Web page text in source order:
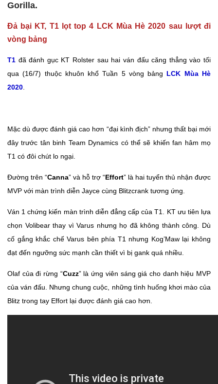
Gorilla.
Đả bại KT, T1 lọt top 4 LCK Mùa Hè 2020 sau lượt đi
vòng bảng
T1 đã đánh gục KT Rolster sau hai ván đấu căng thẳng vào tối
qua (16/7) thuộc khuôn khổ Tuần 5 vòng bảng LCK Mùa Hè
2020
Mặc dù được đánh giá cao hơn “đại kình địch” nhưng thất bại mới
đây trước tân binh Team Dynamics có thể sẽ khiến fan hâm mọ
T1 có đôi chút lo ngại.
Đường trên “Canna” và hỗ trợ “Effort” là hai tuyển thủ nhận được
MVP với màn trình diễn Jayce cùng Blitzcrank tương ứng.
Ván 1 chứng kiến màn trình diễn đẳng cấp của T1. KT ưu tiên lựa
chọn Volibear thay vì Varus nhưng họ đã không thành công. Dù
cố gắng khắc chế Varus bên phía T1 nhưng Kog’Maw lại không
đạt đến ngưỡng sức mạnh cần thiết vì bị gank quá nhiều.
Olaf của đi rừng “Cuzz” là ứng viên sáng giá cho danh hiệu MVP
của ván đấu. Nhưng chung cuộc, những tình huống khơi mào của
Blitz trong tay Effort lại được đánh giá cao hơn.